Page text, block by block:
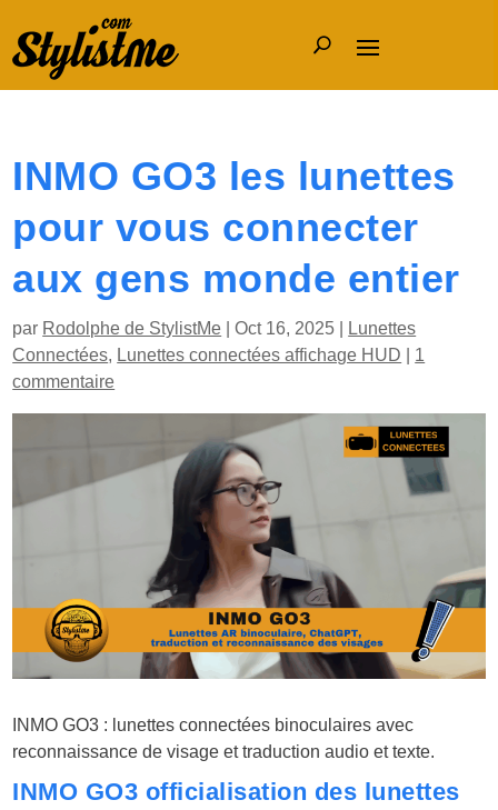
INMO GO3 les lunettes
pour vous connecter
aux gens monde entier
par Rodolphe de StylistMe |Oct 16, 2025
Lunettes
Connectées, Lunettes connectées affichage HUD
1
commentaire
INMO GO3 : lunettes connectées binoculaires avec
reconnaissance de visage et traduction audio et texte.
INMO GO3 officialisation des lunettes